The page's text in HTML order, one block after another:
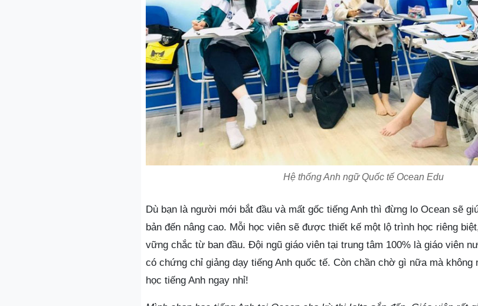
Hệ thống Anh ngữ Quốc tế Ocean Edu
Dù bạn là người mới bắt đầu và mất gốc tiếng Anh thì đừng lo Ocean sẽ
bản đến nâng cao. Mỗi học viên sẽ được thiết kế một lộ trình học riêng
vững chắc từ ban đầu. Đội ngũ giáo viên tại trung tâm 100% là giáo viên
có chứng chỉ giảng dạy tiếng Anh quốc tế. Còn chần chờ gì nữa mà không
học tiếng Anh ngay nhỉ!